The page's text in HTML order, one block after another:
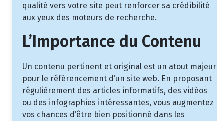
qualité vers votre site peut renforcer sa crédibilité
aux yeux des moteurs de recherche.
L’Importance du Contenu
Un contenu pertinent et original est un atout majeur
pour le référencement d’un site web. En proposant
régulièrement des articles informatifs, des vidéos
ou des infographies intéressantes, vous augmentez
vos chances d’être bien positionné dans les